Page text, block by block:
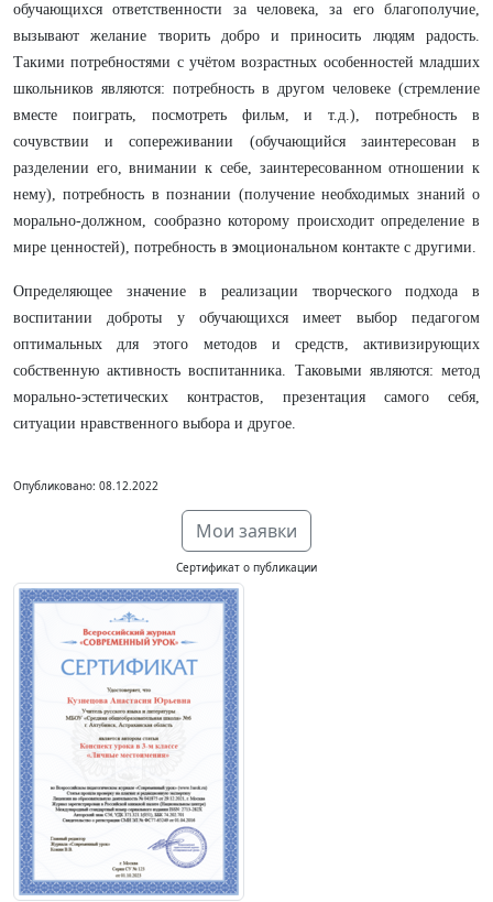
обучающихся ответственности за человека, за его благополучие,
вызывают желание творить добро и приносить людям радость.
Такими потребностями с учётом возрастных особенностей младших
школьников являются: потребность в другом человеке (­стремление
вместе поиграть, посмотреть фильм, и т.д.), потребность в
сочувствии и сопереживании (обучающийся заинтересован в
разделении его, внимании к себе, заинтересованном отношении к
нему), потребность в познании (получение необходимых знаний о
морально-должном, сообразно которому происходит определение в
мире ценностей), потребность в эмоциональном контакте с другими.
Определяющее значение в реализации творческого подхода в
воспитании доброты у обучающихся имеет выбор педагогом
оптимальных для этого методов и средств, активизирующих
собственную активность воспитанника. Таковыми являются: метод
морально-эстетических контрастов, презентация самого себя,
ситуации нравственного выбора и другое.
Опубликовано: 08.12.2022
Мои заявки
Сертификат о публикации